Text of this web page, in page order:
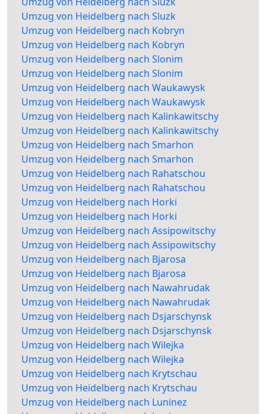
Umzug von Heidelberg nach Sluzk
Umzug von Heidelberg nach Kobryn
Umzug von Heidelberg nach Kobryn
Umzug von Heidelberg nach Slonim
Umzug von Heidelberg nach Slonim
Umzug von Heidelberg nach Waukawysk
Umzug von Heidelberg nach Waukawysk
Umzug von Heidelberg nach Kalinkawitschy
Umzug von Heidelberg nach Kalinkawitschy
Umzug von Heidelberg nach Smarhon
Umzug von Heidelberg nach Smarhon
Umzug von Heidelberg nach Rahatschou
Umzug von Heidelberg nach Rahatschou
Umzug von Heidelberg nach Horki
Umzug von Heidelberg nach Horki
Umzug von Heidelberg nach Assipowitschy
Umzug von Heidelberg nach Assipowitschy
Umzug von Heidelberg nach Bjarosa
Umzug von Heidelberg nach Bjarosa
Umzug von Heidelberg nach Nawahrudak
Umzug von Heidelberg nach Nawahrudak
Umzug von Heidelberg nach Dsjarschynsk
Umzug von Heidelberg nach Dsjarschynsk
Umzug von Heidelberg nach Wilejka
Umzug von Heidelberg nach Wilejka
Umzug von Heidelberg nach Krytschau
Umzug von Heidelberg nach Krytschau
Umzug von Heidelberg nach Luninez